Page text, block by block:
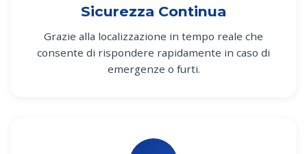
Sicurezza Continua
Grazie alla localizzazione in tempo reale che
consente di rispondere rapidamente in caso di
emergenze o furti.